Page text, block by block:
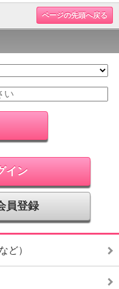
ページの先頭へ戻る
イン
員登録
ど）